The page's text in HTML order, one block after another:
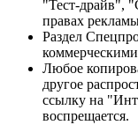
"Тест-драйв",
правах
Раздел
Любое
другое
ссылку на
воспрещается.